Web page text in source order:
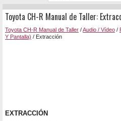
Toyota CH-R Manual de Taller:
Toyota CH-R Manual de Taller /Audio / Vídeo /
Y Pantalla) / Extracción
EXTRACCIÓN